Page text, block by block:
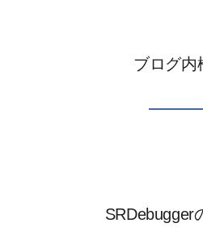
ブログ内
SRDebugger